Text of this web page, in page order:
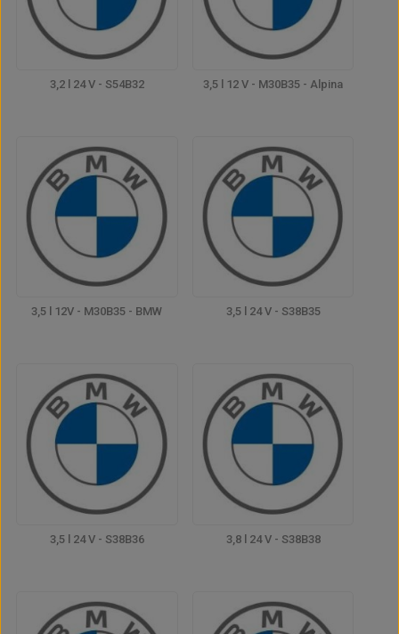
3,2 l 24 V - S54B32 3,5 l 12 V - M30B35 - Alpina
3,5 l 12V - M30B35 - BMW 3,5 l 24 V - S38B35
3,5 l 24 V - S38B36 3,8 l 24 V - S38B38